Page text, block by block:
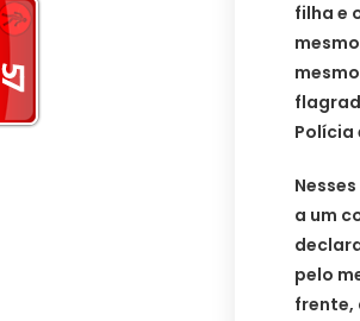
filha e
Polícia
a um
pelo
frente,